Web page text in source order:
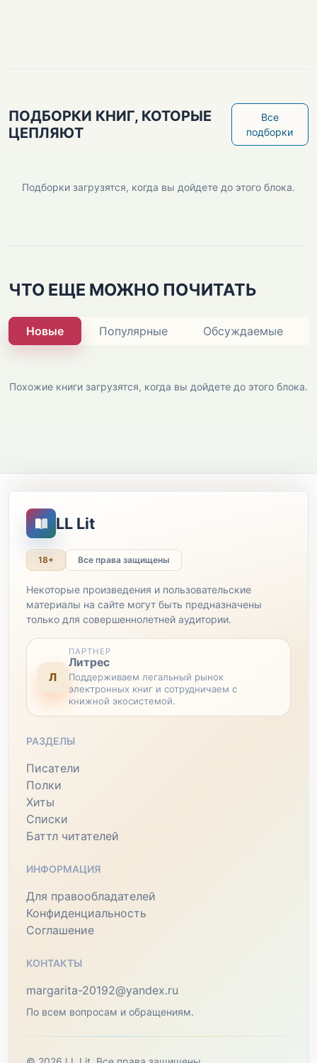
ПОДБОРКИ КНИГ, КОТОРЫЕ
ЦЕПЛЯЮТ
Все
подборки
Подборки загрузятся, когда вы дойдете до этого блока.
ЧТО ЕЩЕ МОЖНО ПОЧИТАТЬ
Новые Популярные Обсуждаемые
Похожие книги загрузятся, когда вы дойдете до этого блока.
LL Lit
18+ Все права защищены
Некоторые произведения и пользовательские
материалы на сайте могут быть предназначены
только для совершеннолетней аудитории.
Л
ПАРТНЕР
Литрес
Поддерживаем легальный рынок
электронных книг и сотрудничаем с
книжной экосистемой.
РАЗДЕЛЫ
Писатели
Полки
Хиты
Списки
Баттл читателей
ИНФОРМАЦИЯ
Для правообладателей
Конфиденциальность
Соглашение
КОНТАКТЫ
margarita-20192@yandex.ru
По всем вопросам и обращениям.